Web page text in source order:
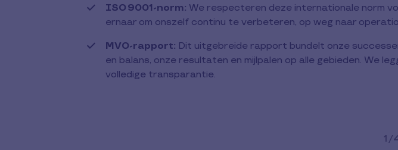
ISO 9001-norm: We respecteren deze internationale norm
ernaar om onszelf continu te verbeteren, op weg naar
MVO-rapport: Dit uitgebreide rapport bundelt onze
en balans, onze resultaten en mijlpalen op alle gebieden. We
volledige transparantie.
1 /